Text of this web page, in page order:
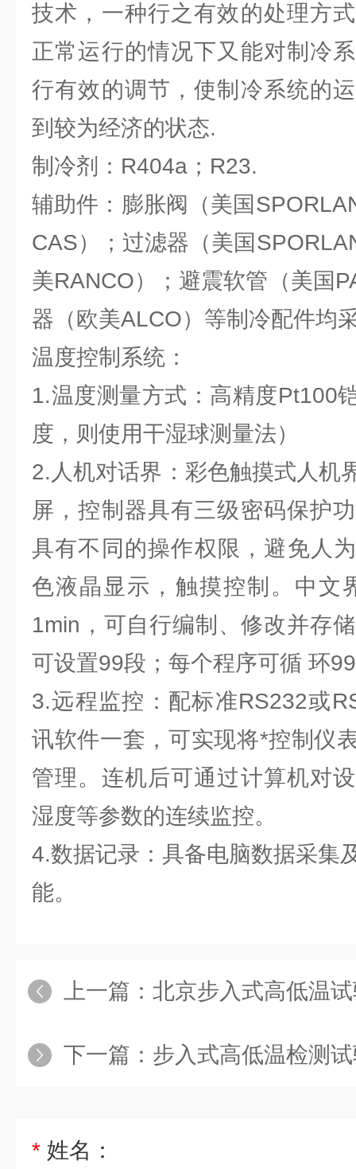
技术，一种行之有效的处理方
正常运行的情况下又能对制冷
行有效的调节，使制冷系统的
到较为经济的状态.
制冷剂：R404a；R23.
辅助件：膨胀阀（美国
CAS）；过滤器（美国
美RANCO）；避震软管（美国
器（欧美ALCO）等制冷配件均
温度控制系统：
1.温度测量方式：高精度Pt100
度，则使用干湿球测量法）
2.人机对话界：彩色触摸式人机
屏，控制器具有三级密码保护
具有不同的操作权限，避免人
色液晶显示，触摸控制。中
1min，可自行编制、修改并存
可设置99段；每个程序可循 环
3.远程监控：配标准RS232或
讯软件一套，可实现将*控制仪
管理。连机后可通过计算机对
湿度等参数的连续监控。
4.数据记录：具备电脑数据采集
能。
上一篇： 北京步入式高低温
下一篇： 步入式高低温检测
* 姓名：